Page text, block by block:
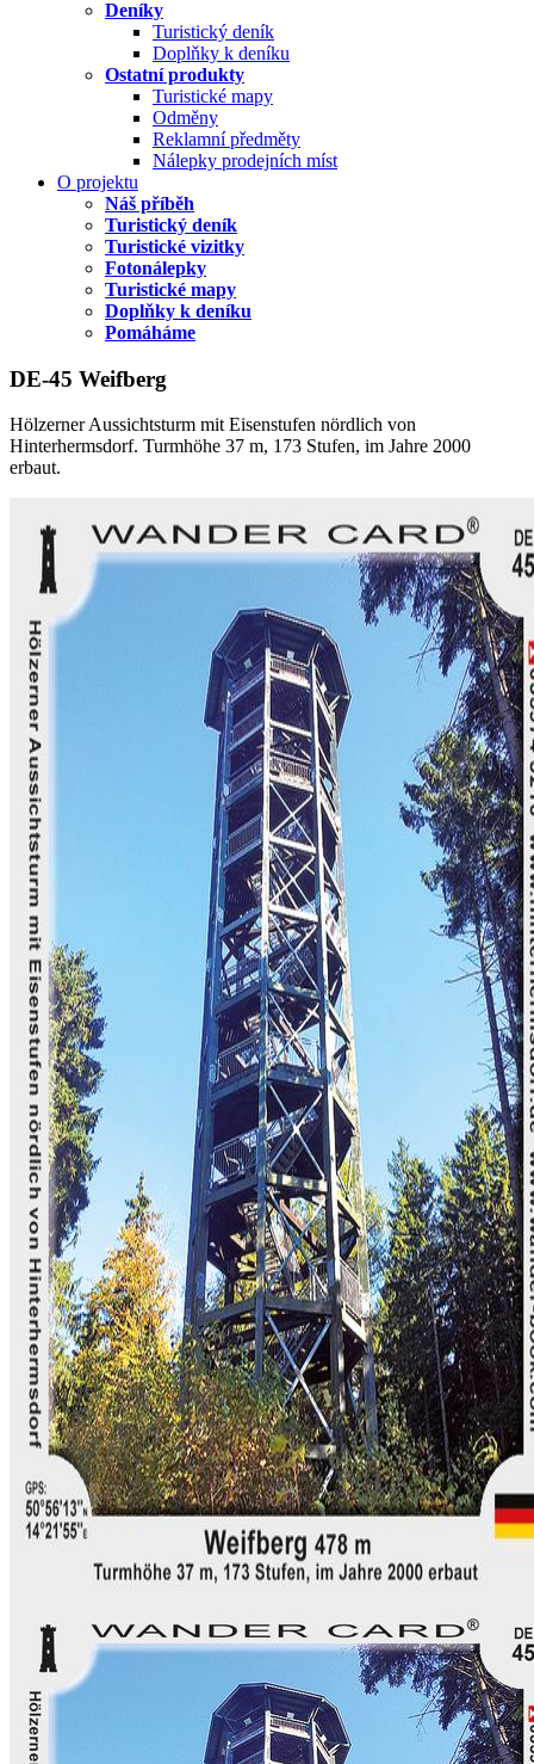
Deníky
Turistický deník
Doplňky k deníku
Ostatní produkty
Turistické mapy
Odměny
Reklamní předměty
Nálepky prodejních míst
O projektu
Náš příběh
Turistický deník
Turistické vizitky
Fotonálepky
Turistické mapy
Doplňky k deníku
Pomáháme
DE-45 Weifberg
Hölzerner Aussichtsturm mit Eisenstufen nördlich von
Hinterhermsdorf. Turmhöhe 37 m, 173 Stufen, im Jahre 2000
erbaut.